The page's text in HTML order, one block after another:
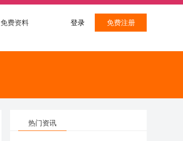
免费资料 登录 免费注册
热门资讯